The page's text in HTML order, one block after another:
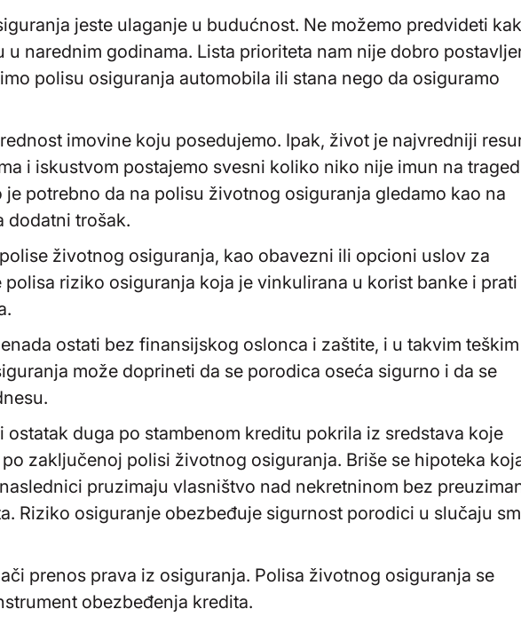
jeste ulaganje u budućnost. Ne možemo predvideti
narednim godinama. Lista prioriteta nam nije dobro
polisu osiguranja automobila ili stana nego da osiguramo
imovine koju posedujemo. Ipak, život je najvredniji
i iskustvom postajemo svesni koliko niko nije imun na
potrebno da na polisu životnog osiguranja gledamo kao na
dodatni trošak.
životnog osiguranja, kao obavezni ili opcioni uslov za
riziko osiguranja koja je vinkulirana u korist banke i prati
ostati bez finansijskog oslonca i zaštite, i u takvim teškim
može doprineti da se porodica oseća sigurno i da se
ostatak duga po stambenom kreditu pokrila iz sredstava koje
zaključenoj polisi životnog osiguranja. Briše se hipoteka
pruzimaju vlasništvo nad nekretninom bez
Riziko osiguranje obezbeđuje sigurnost porodici u slučaju
prenos prava iz osiguranja. Polisa životnog osiguranja se
obezbeđenja kredita.